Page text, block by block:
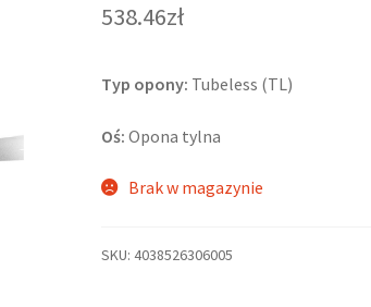
538.46zł
Typ opony: Tubeless (TL)
Oś: Opona tylna
Brak w magazynie
SKU:4038526306005